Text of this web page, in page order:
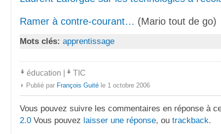
Ramer à contre-courant… (Mario tout de go)
Mots clés: apprentissage
éducation | TIC
Publié par François Guité le 1 octobre 2006
Vous pouvez suivre les commentaires en réponse à
2.0 Vous pouvez laisser une réponse, ou trackback.